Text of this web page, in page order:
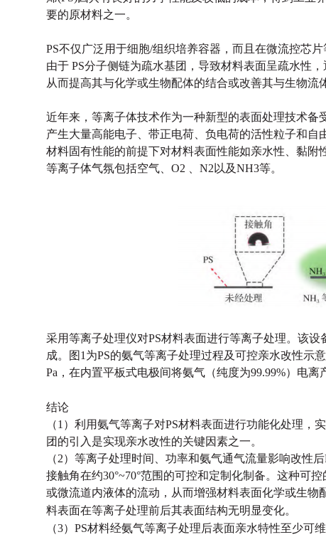
要的原材料之一。
PS不仅广泛用于细胞/组织培养容器，而且在微流控芯
由于 PS分子侧链为疏水基团，导致材料表面呈疏水性
从而提高其与化学或生物配体的结合或改善其与生物流
近年来，等离子体技术作为一种新型的表面处理技术
产生大量高能电子、带正电荷、负电荷的活性粒子和
材料固有性能的前提下对材料表面性能如亲水性、黏
等离子体气氛包括空气、O2 、N2以及NH3等。
采用等离子处理仪对PS材料表面进行等离子处理。该设
成。图 1为PS的氨气等离子处理过程及可控亲水改性示
Pa，在内置平板式电极间将氨气（纯度为99.99%）电离
结论
（1）利用氨气等离子对PS材料表面进行功能化处理
团的引入是实现亲水改性的关键因素之一。
（2）等离子处理时间、功率和氨气通气流量影响改性
接触角在约30°~70°范围的可控和定制化制备。这种可
或微流道内液体的流动，从而增强材料表面化学或生物
料表面在等离子处理前后其表面结构无明显变化。
（3）PS材料经氨气等离子处理后表面亲水特性至少